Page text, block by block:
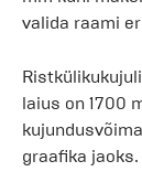
valida raami
laius on 1700
graafika jaoks.